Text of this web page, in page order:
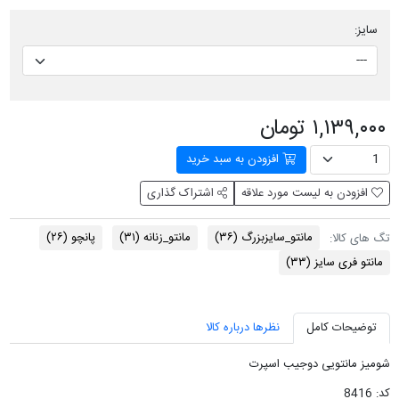
سایز:
۱,۱۳۹,۰۰۰ تومان
افزودن به سبد خرید
افزودن به لیست مورد علاقه
اشتراک گذاری
تگ های کالا: مانتو_سایزبزرگ (۳۶) مانتو_زنانه (۳۱) پانچو (۲۶)
مانتو فری سایز (۳۳)
توضیحات کامل
نظرها درباره کالا
شومیز مانتویی دوجیب اسپرت
کد: 8416